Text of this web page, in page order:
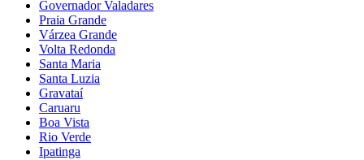
Governador Valadares
Praia Grande
Várzea Grande
Volta Redonda
Santa Maria
Santa Luzia
Gravataí
Caruaru
Boa Vista
Rio Verde
Ipatinga